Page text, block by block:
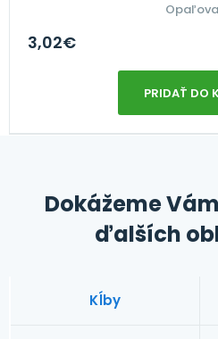
3,02€
PRIDAŤ DO
Dokážeme
ďalších
Kĺby